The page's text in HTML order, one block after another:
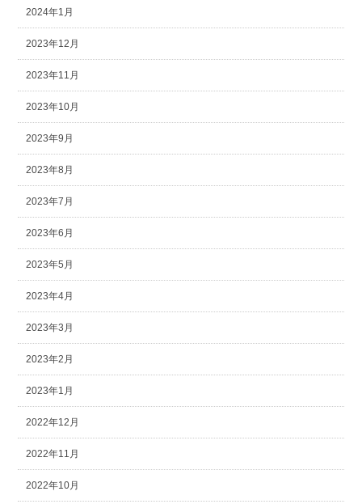
2024年1月
2023年12月
2023年11月
2023年10月
2023年9月
2023年8月
2023年7月
2023年6月
2023年5月
2023年4月
2023年3月
2023年2月
2023年1月
2022年12月
2022年11月
2022年10月